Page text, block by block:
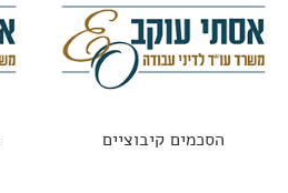
הסכמים קיבוציים